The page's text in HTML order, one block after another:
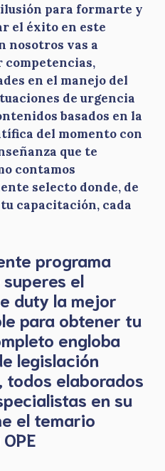
para formarte y
el éxito en este
nosotros vas a
en el manejo del
de urgencia
basados en la
del momento con
que te
contamos
selecto donde, de
capacitación, cada
programa
el
duty la mejor
para obtener tu
engloba
legislación
todos elaborados
en su
el temario